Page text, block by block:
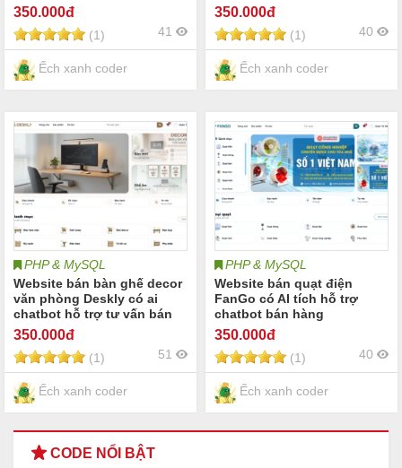
350.000đ
(1) 41
Ếch xanh coder
350.000đ
(1) 40
Ếch xanh coder
PHP & MySQL
Website bán bàn ghế decor
văn phòng Deskly có ai
chatbot hỗ trợ tư vấn bán
hàng
350.000đ
(1) 51
Ếch xanh coder
PHP & MySQL
Website bán quạt điện
FanGo có AI tích hỗ trợ
chatbot bán hàng
350.000đ
(1) 40
Ếch xanh coder
CODE NỔI BẬT